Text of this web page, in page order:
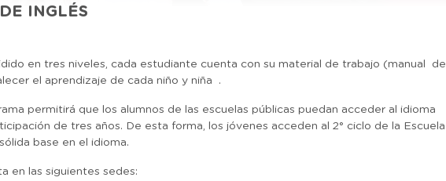
INGLÉS
en tres niveles, cada estudiante cuenta con su material de trabajo (manual de
el aprendizaje de cada niño y niña .
permitirá que los alumnos de las escuelas públicas puedan acceder al idioma
de tres años. De esta forma, los jóvenes acceden al 2° ciclo de la Escuela
base en el idioma.
en las siguientes sedes: